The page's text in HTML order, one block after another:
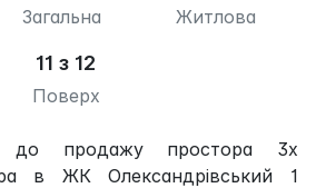
Загальна Житлова
11 з 12
Поверх
до продажу простора 3х
в ЖК Олександрівський 1